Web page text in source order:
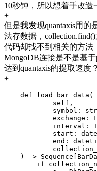
10秒钟，所以想着手改造
+
但是我发现quantaxis用的
法存数据，
代码却找不到相关的方法
MongoDB连接是不是基
达到quantaxis的提取速度？
+
    def load_bar_data(
            self,
symbol:
exchange:
interval:
start:
end:
) ->
if